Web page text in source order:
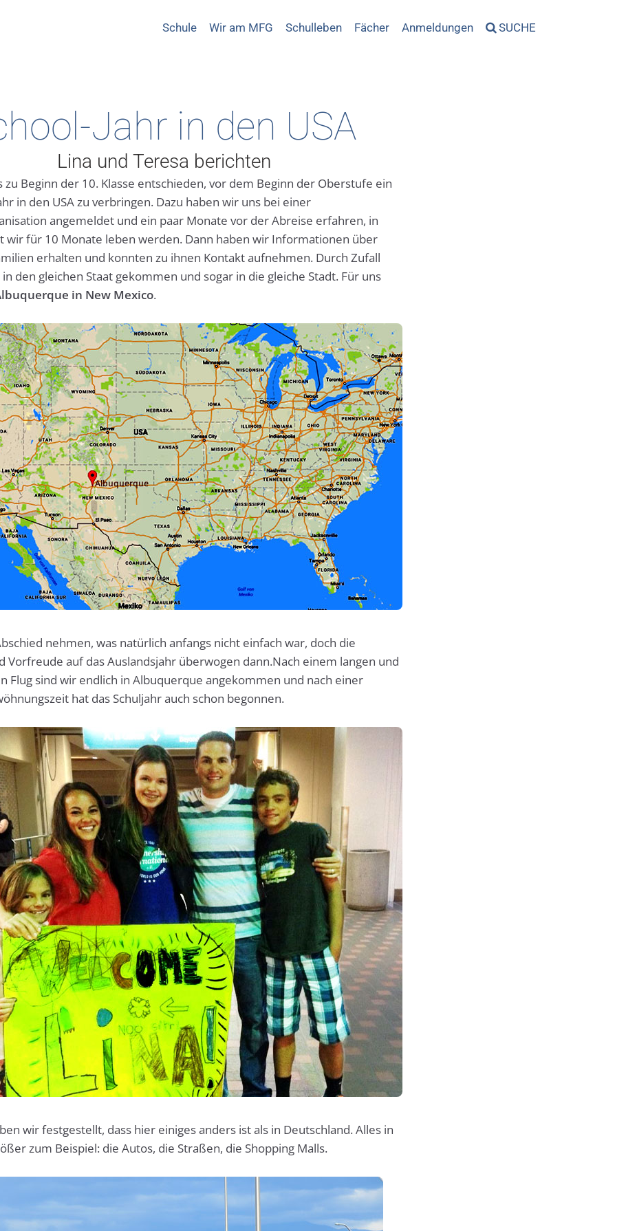
Schule Wir am MFG Schulleben Fächer Anmeldungen SUCHE
Jahr in den USA
Lina und Teresa berichten
zu Beginn der 10. Klasse entschieden, vor dem Beginn der Oberstufe ein
in den USA zu verbringen. Dazu haben wir uns bei einer
angemeldet und ein paar Monate vor der Abreise erfahren, in
wir für 10 Monate leben werden. Dann haben wir Informationen über
erhalten und konnten zu ihnen Kontakt aufnehmen. Durch Zufall
den gleichen Staat gekommen und sogar in die gleiche Stadt. Für uns
in New Mexico.
nehmen, was natürlich anfangs nicht einfach war, doch die
Vorfreude auf das Auslandsjahr überwogen dann.Nach einem langen und
Flug sind wir endlich in Albuquerque angekommen und nach einer
hat das Schuljahr auch schon begonnen.
wir festgestellt, dass hier einiges anders ist als in Deutschland. Alles in
zum Beispiel: die Autos, die Straßen, die Shopping Malls.